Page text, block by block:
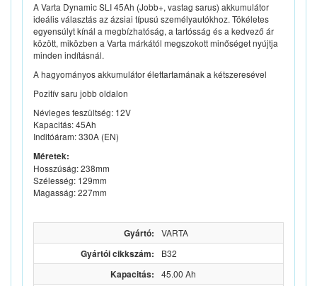
A Varta Dynamic SLI 45Ah (Jobb+, vastag sarus) akkumulátor
ideális választás az ázsiai típusú személyautókhoz. Tökéletes
egyensúlyt kínál a megbízhatóság, a tartósság és a kedvező ár
között, miközben a Varta márkától megszokott minőséget nyújtja
minden indításnál.
A hagyományos akkumulátor élettartamának a kétszeresével
Pozitív saru jobb oldalon
Névleges feszültség: 12V
Kapacitás: 45Ah
Inditóáram: 330A (EN)
Méretek:
Hosszúság: 238mm
Szélesség: 129mm
Magasság: 227mm
Gyártó: VARTA
Gyártói cikkszám: B32
Kapacitás: 45.00 Ah